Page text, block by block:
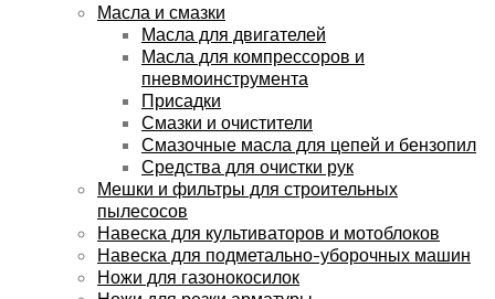
Масла и смазки
Масла для двигателей
Масла для компрессоров и
пневмоинструмента
Присадки
Смазки и очистители
Смазочные масла для цепей и бензопил
Средства для очистки рук
Мешки и фильтры для строительных
пылесосов
Навеска для культиваторов и мотоблоков
Навеска для подметально-уборочных машин
Ножи для газонокосилок